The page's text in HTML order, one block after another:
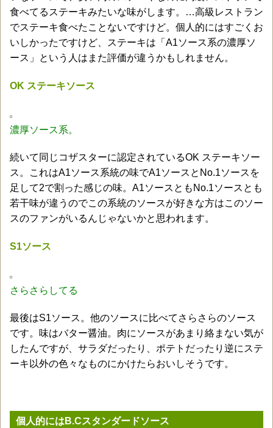
食べてるステーキみたいな味がします。…高級レストラン
でステーキ食べたことないですけど。個人的にはすごくお
いしかったですけど、ステーキは「A1ソース系の濃厚ソ
ース」という人はまた評価が違うかもしれません。
OK ステーキソース
濃厚ソース系。
続いて同じコザスターに認定されているOK ステーキソー
ス。これはA1ソース系統の味でA1ソースとNo.1ソースを
足して2で割った感じの味。A1ソースともNo.1ソースとも
若干味が違うのでこの系統のソースが好きな方はこのソー
スのファンがいるんじゃないかと思われます。
S1ソース
さらさらしてる
最後はS1ソース。他のソースに比べてさらさらのソース
です。味はバター醤油。肉にソースがあまり絡まない気が
したんですが、サラダだったり、ポテトだったり逆にステ
ーキ以外の色々なものにかけたらおいしそうです。
個人的にはB.Cスタンダードソース